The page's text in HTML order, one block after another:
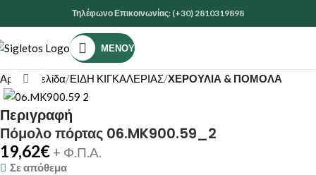
Τηλέφωνο Επικοινωνίας: (+30) 2810319898
ΜΕΝΟΎ
Αρχική σελίδα ΕΙΔΗ ΚΙΓΚΑΛΕΡΙΑΣ ΧΕΡΟΥΛΙΑ & ΠΟΜΟΛΑ
Κάντε κλικ για μεγέθυνση
Περιγραφή
Πόμολο πόρτας 06.MK900.59_2
19,62€ + Φ.Π.Α.
Σε απόθεμα